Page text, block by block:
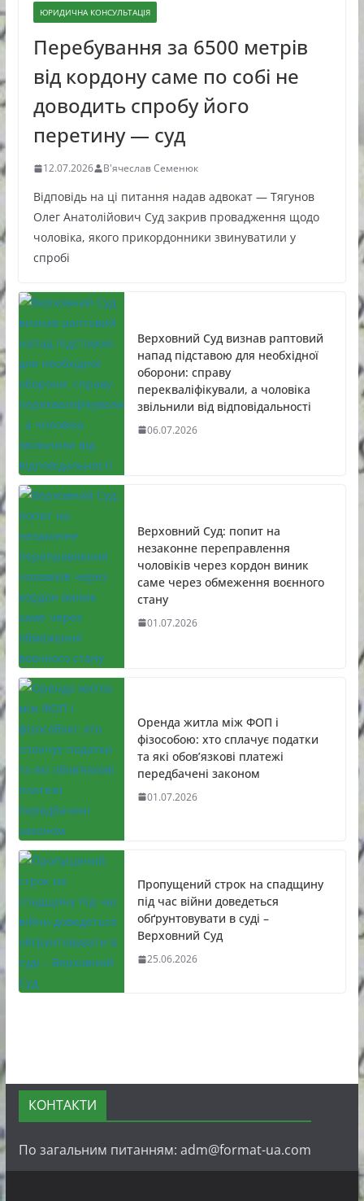
ЮРИДИЧНА КОНСУЛЬТАЦІЯ
Перебування за 6500 метрів
від кордону саме по собі не
доводить спробу його
перетину — суд
12.07.2026 В'ячеслав Семенюк
Відповідь на ці питання надав адвокат — Тягунов
Олег Анатолійович Суд закрив провадження щодо
чоловіка, якого прикордонники звинуватили у
спробі
Верховний Суд визнав раптовий
напад підставою для необхідної
оборони: справу
перекваліфікували, а чоловіка
звільнили від відповідальності
06.07.2026
Верховний Суд: попит на
незаконне переправлення
чоловіків через кордон виник
саме через обмеження воєнного
стану
01.07.2026
Оренда житла між ФОП і
фізособою: хто сплачує податки
та які обов’язкові платежі
передбачені законом
01.07.2026
Пропущений строк на спадщину
під час війни доведеться
обґрунтовувати в суді –
Верховний Суд
25.06.2026
КОНТАКТИ
По загальним питанням: adm@format-ua.com